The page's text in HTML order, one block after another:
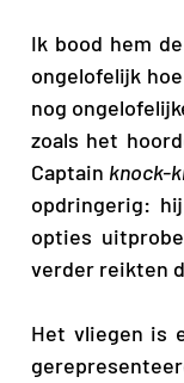
Ik bood hem
ongelofelijk
nog
zoals het
Captain knock-
opdringerig:
opties
verder reikten
Het vliegen is